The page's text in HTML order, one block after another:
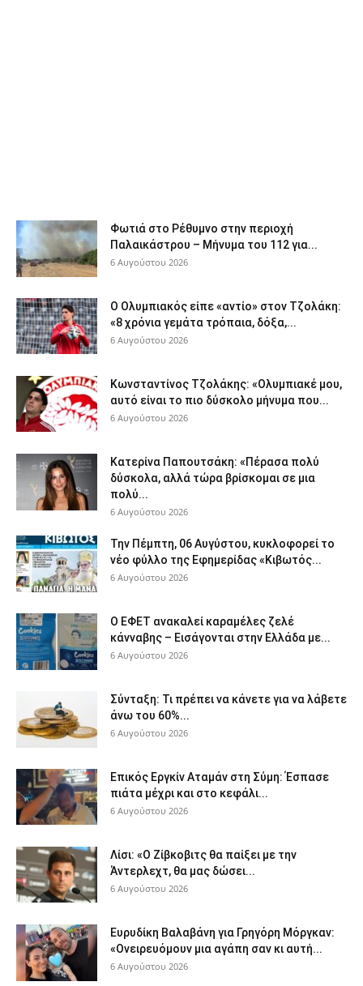
Φωτιά στο Ρέθυμνο στην περιοχή
Παλαικάστρου – Μήνυμα του 112 για...
6 Αυγούστου 2026
Ο Ολυμπιακός είπε «αντίο» στον Τζολάκη:
«8 χρόνια γεμάτα τρόπαια, δόξα,...
6 Αυγούστου 2026
Κωνσταντίνος Τζολάκης: «Ολυμπιακέ μου,
αυτό είναι το πιο δύσκολο μήνυμα που...
6 Αυγούστου 2026
Κατερίνα Παπουτσάκη: «Πέρασα πολύ
δύσκολα, αλλά τώρα βρίσκομαι σε μια
πολύ...
6 Αυγούστου 2026
Την Πέμπτη, 06 Αυγύστου, κυκλοφορεί το
νέο φύλλο της Εφημερίδας «Κιβωτός...
6 Αυγούστου 2026
Ο ΕΦΕΤ ανακαλεί καραμέλες ζελέ
κάνναβης – Εισάγονται στην Ελλάδα με...
6 Αυγούστου 2026
Σύνταξη: Τι πρέπει να κάνετε για να λάβετε
άνω του 60%...
6 Αυγούστου 2026
Επικός Εργκίν Αταμάν στη Σύμη: Έσπασε
πιάτα μέχρι και στο κεφάλι...
6 Αυγούστου 2026
Λίσι: «Ο Ζίβκοβιτς θα παίξει με την
Άντερλεχτ, θα μας δώσει...
6 Αυγούστου 2026
Ευρυδίκη Βαλαβάνη για Γρηγόρη Μόργκαν:
«Ονειρευόμουν μια αγάπη σαν κι αυτή...
6 Αυγούστου 2026